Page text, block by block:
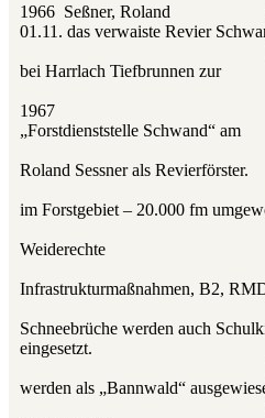
1966 Seßner, Roland
01.11. das verwaiste Revier
1966 errichtet
bei Harrlach Tiefbrunnen zur
1967 am 01.07.
„Forstdienststelle Schwand“ am
Forstamt
Roland Sessner als Revierförster.
23.02.1967
im Forstgebiet – 20.000 fm
1971
Weiderechte
Infrastrukturmaßnahmen, B2,
1971 zur
Schneebrüche werden auch
eingesetzt.
1985 Große
werden als „Bannwald“
17.03.1985